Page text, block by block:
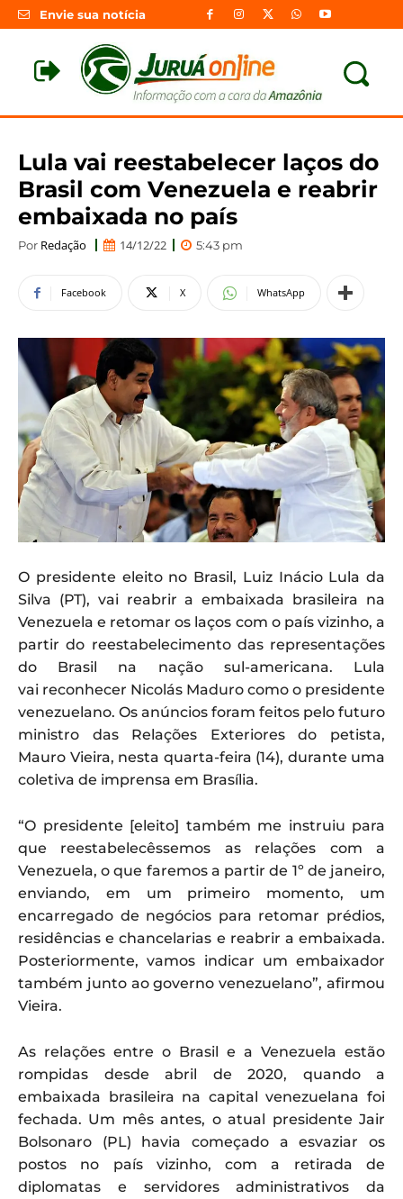
Envie sua notícia
Lula vai reestabelecer laços do
Brasil com Venezuela e reabrir
embaixada no país
Por Redação 14/12/22 5:43 pm
Facebook X WhatsApp
O presidente eleito no Brasil, Luiz Inácio Lula da
Silva (PT), vai reabrir a embaixada brasileira na
Venezuela e retomar os laços com o país vizinho, a
partir do reestabelecimento das representações
do Brasil na nação sul-americana. Lula
vai reconhecer Nicolás Maduro como o presidente
venezuelano. Os anúncios foram feitos pelo futuro
ministro das Relações Exteriores do petista,
Mauro Vieira, nesta quarta-feira (14), durante uma
coletiva de imprensa em Brasília.
“O presidente [eleito] também me instruiu para
que reestabelecêssemos as relações com a
Venezuela, o que faremos a partir de 1º de janeiro,
enviando, em um primeiro momento, um
encarregado de negócios para retomar prédios,
residências e chancelarias e reabrir a embaixada.
Posteriormente, vamos indicar um embaixador
também junto ao governo venezuelano”, afirmou
Vieira.
As relações entre o Brasil e a Venezuela estão
rompidas desde abril de 2020, quando a
embaixada brasileira na capital venezuelana foi
fechada. Um mês antes, o atual presidente Jair
Bolsonaro (PL) havia começado a esvaziar os
postos no país vizinho, com a retirada de
diplomatas e servidores administrativos da